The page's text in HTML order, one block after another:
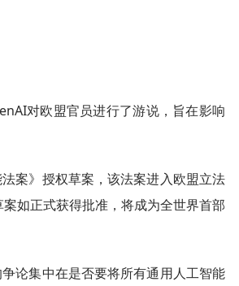
对欧盟官员进行了游说，旨在影响
案》授权草案，该法案进入欧盟立法
如正式获得批准，将成为全世界首部
论集中在是否要将所有通用人工智能